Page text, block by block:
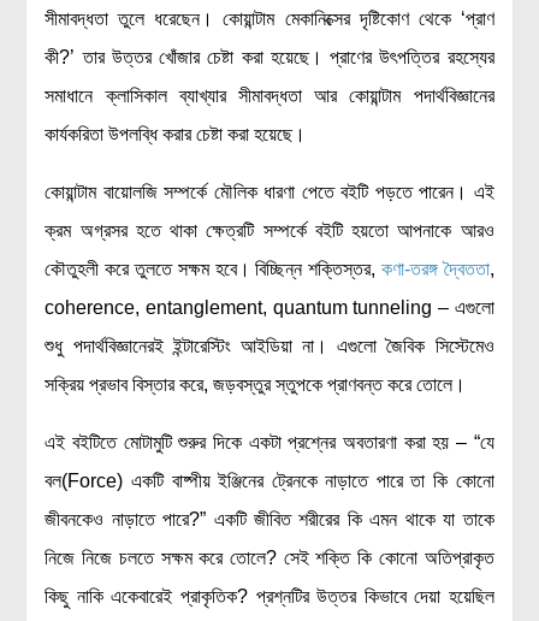
নৃবিজ্ঞান
বিজ্ঞানীদের কথা
বিশেষ পাতা
টাইমলাইন
প্রশ্নমালা
অন্যান্য
সীমাবদ্ধতা তুলে ধরেছেন। কোয়ান্টাম মেকানিক্সের দৃষ্টিকোণ থেকে ‘প্রাণ
কী?’ তার উত্তর খোঁজার চেষ্টা করা হয়েছে। প্রাণের উৎপত্তির রহস্যের
সমাধানে ক্লাসিকাল ব্যাখ্যার সীমাবদ্ধতা আর কোয়ান্টাম পদার্থবিজ্ঞানের
কার্যকরিতা উপলব্ধি করার চেষ্টা করা হয়েছে।
কোয়ান্টাম বায়োলজি সম্পর্কে মৌলিক ধারণা পেতে বইটি পড়তে পারেন। এই
ক্রম অগ্রসর হতে থাকা ক্ষেত্রটি সম্পর্কে বইটি হয়তো আপনাকে আরও
কৌতুহলী করে তুলতে সক্ষম হবে। বিচ্ছিন্ন শক্তিস্তর, কণা-তরঙ্গ দ্বৈততা,
coherence, entanglement, quantum tunneling – এগুলো
শুধু পদার্থবিজ্ঞানেরই ইন্টারেস্টিং আইডিয়া না। এগুলো জৈবিক সিস্টেমেও
সক্রিয় প্রভাব বিস্তার করে, জড়বস্তুর স্তুপকে প্রাণবন্ত করে তোলে।
এই বইটিতে মোটামুটি শুরুর দিকে একটা প্রশ্নের অবতারণা করা হয় – “যে
বল(Force) একটি বাষ্পীয় ইঞ্জিনের ট্রেনকে নাড়াতে পারে তা কি কোনো
জীবনকেও নাড়াতে পারে?” একটি জীবিত শরীরের কি এমন থাকে যা তাকে
নিজে নিজে চলতে সক্ষম করে তোলে? সেই শক্তি কি কোনো অতিপ্রাকৃত
কিছু নাকি একেবারেই প্রাকৃতিক? প্রশ্নটির উত্তর কিভাবে দেয়া হয়েছিল